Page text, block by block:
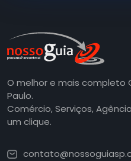
O melhor e mais completo
Paulo.
Comércio, Serviços,
um clique.